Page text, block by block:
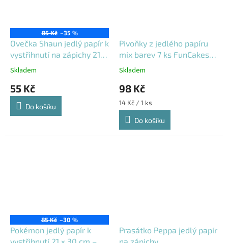
85 Kč –35 %
Ovečka Shaun jedlý papír k
vystřihnutí na zápichy 21 ×
30 cm
Skladem
55 Kč
Do košíku
Pivoňky z jedlého papíru
mix barev 7 ks FunCakes
F53210
Skladem
98 Kč
Měrná
cena:
14 Kč / 1 ks
Do košíku
85 Kč –30 %
Pokémon jedlý papír k
Prasátko Peppa jedlý papír